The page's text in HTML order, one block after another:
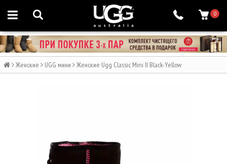
0
Женские UGG мини Женские Ugg Classic Mini II Black-Yellow